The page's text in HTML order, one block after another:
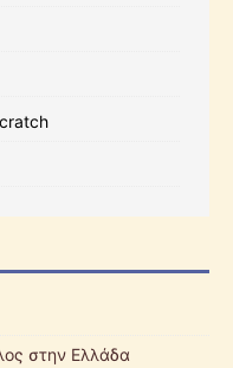
στην Ελλάδα